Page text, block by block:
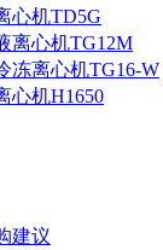
心机TD5G
离心机TG12M
冻离心机TG16-W
心机H1650
建议